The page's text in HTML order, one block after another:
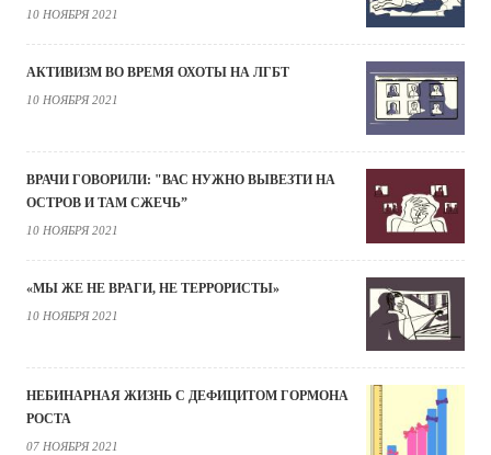
10 НОЯБРЯ 2021
АКТИВИЗМ ВО ВРЕМЯ ОХОТЫ НА ЛГБТ
10 НОЯБРЯ 2021
ВРАЧИ ГОВОРИЛИ: "ВАС НУЖНО ВЫВЕЗТИ НА
ОСТРОВ И ТАМ СЖЕЧЬ”
10 НОЯБРЯ 2021
«МЫ ЖЕ НЕ ВРАГИ, НЕ ТЕРРОРИСТЫ»
10 НОЯБРЯ 2021
НЕБИНАРНАЯ ЖИЗНЬ С ДЕФИЦИТОМ ГОРМОНА
РОСТА
07 НОЯБРЯ 2021